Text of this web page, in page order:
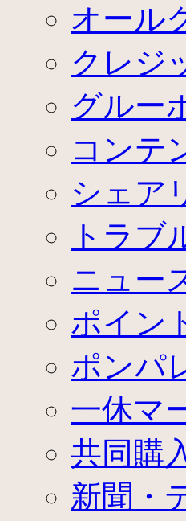
オール
クレジ
グルー
コンテ
シェア
トラブ
ニュー
ポイン
ポンパ
一休マ
共同購
新聞・